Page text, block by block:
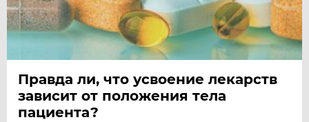
Правда ли, что усвоение лекарств
зависит от положения тела
пациента?